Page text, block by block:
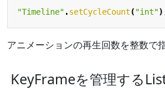
"Timeline" .setCycleCount("int"
アニメーションの再生回数を整数で
KeyFrameを管理する